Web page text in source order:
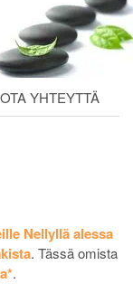
OTA YHTEYTTÄ
Nellyllä alessa
. Tässä omista
.